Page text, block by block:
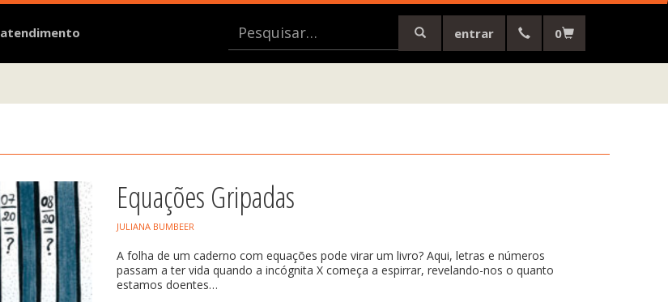
atendimento entrar 0
Equações Gripadas
JULIANA BUMBEER
A folha de um caderno com equações pode virar um livro? Aqui, letras e números
passam a ter vida quando a incógnita X começa a espirrar, revelando-nos o quanto
estamos doentes…